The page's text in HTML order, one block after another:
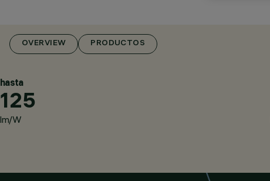
OVERVIEW PRODUCTOS
hasta
125
lm/W